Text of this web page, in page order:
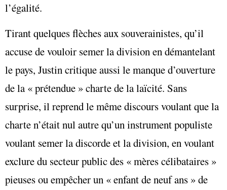
l’égalité.
Tirant quelques flèches aux souverainistes, qu’il
accuse de vouloir semer la division en démantelant
le pays, Justin critique aussi le manque d’ouverture
de la « prétendue » charte de la laïcité. Sans
surprise, il reprend le même discours voulant que la
charte n’était nul autre qu’un instrument populiste
voulant semer la discorde et la division, en voulant
exclure du secteur public des « mères célibataires »
pieuses ou empêcher un « enfant de neuf ans » de